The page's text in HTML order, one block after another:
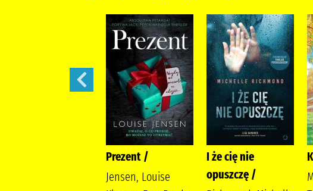
Prezent /
Jensen, Louise
I że cię nie
opuszczę /